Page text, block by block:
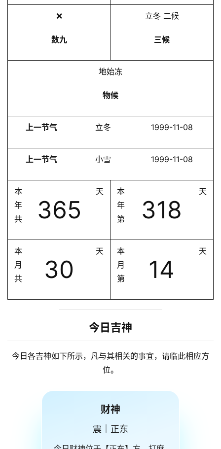
❌
数九
立冬 二候
三候
地始冻
物候
上一节气 立冬 1999-11-08
上一节气 小雪 1999-11-08
本
年
共
365
天
本
年
第
318
天
本
月
共
30
天
本
月
第
14
天
今日吉神
今日各吉神如下所示，凡与其相关的事宜，请临此相应方
位。
财神
震｜正东